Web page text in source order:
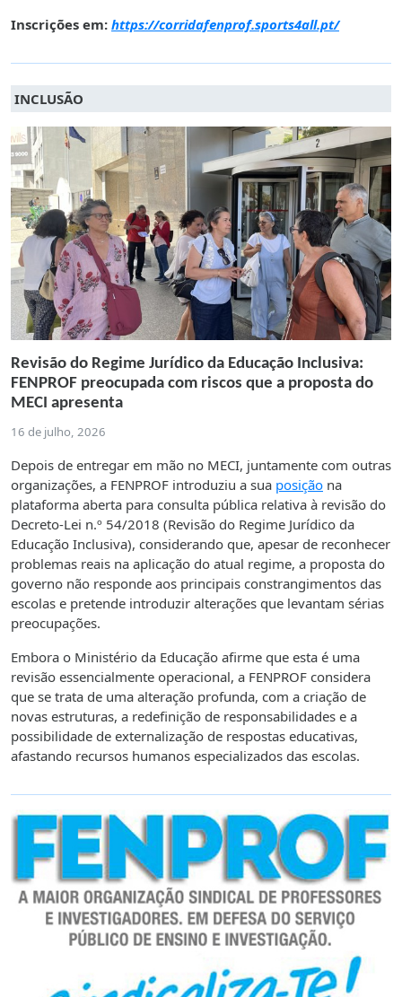
Inscrições em: https://corridafenprof.sports4all.pt/
INCLUSÃO
Revisão do Regime Jurídico da Educação Inclusiva:
FENPROF preocupada com riscos que a proposta do
MECI apresenta
16 de julho, 2026
Depois de entregar em mão no MECI, juntamente com outras
organizações, a FENPROF introduziu a sua posição na
plataforma aberta para consulta pública relativa à revisão do
Decreto-Lei n.º 54/2018 (Revisão do Regime Jurídico da
Educação Inclusiva), considerando que, apesar de reconhecer
problemas reais na aplicação do atual regime, a proposta do
governo não responde aos principais constrangimentos das
escolas e pretende introduzir alterações que levantam sérias
preocupações.
Embora o Ministério da Educação afirme que esta é uma
revisão essencialmente operacional, a FENPROF considera
que se trata de uma alteração profunda, com a criação de
novas estruturas, a redefinição de responsabilidades e a
possibilidade de externalização de respostas educativas,
afastando recursos humanos especializados das escolas.